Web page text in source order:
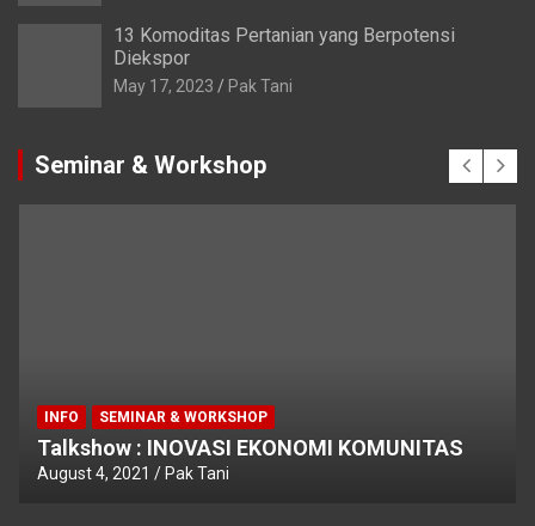
13 Komoditas Pertanian yang Berpotensi
Diekspor
May 17, 2023 Pak Tani
Seminar & Workshop
INFO SEMINAR & WORKSHOP
Talkshow : INOVASI EKONOMI KOMUNITAS
August 4, 2021 Pak Tani